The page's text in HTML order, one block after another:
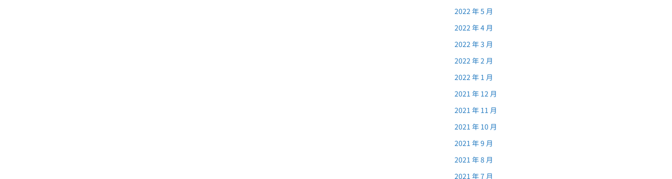
2022 年 5 月
2022 年 4 月
2022 年 3 月
2022 年 2 月
2022 年 1 月
2021 年 12 月
2021 年 11 月
2021 年 10 月
2021 年 9 月
2021 年 8 月
2021 年 7 月